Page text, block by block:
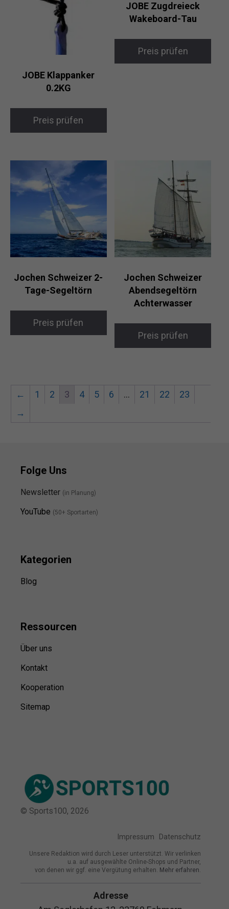
JOBE Klappanker
0.2KG
Preis prüfen
JOBE Zugdreieck
Wakeboard-Tau
Preis prüfen
Jochen Schweizer 2-
Tage-Segeltörn
Preis prüfen
Jochen Schweizer
Abendsegeltörn
Achterwasser
Preis prüfen
← 1 2 3 4 5 6 … 21 22
23
→
Folge Uns
Newsletter (in Planung)
YouTube (50+ Sportarten)
Kategorien
Blog
Ressourcen
Über uns
Kontakt
Kooperation
Sitemap
© Sports100, 2026
Impressum Datenschutz
Unsere Redaktion wird durch Leser unterstützt. Wir verlinken
u.a. auf ausgewählte Online-Shops und Partner,
von denen wir ggf. eine Vergütung erhalten. Mehr erfahren.
Adresse